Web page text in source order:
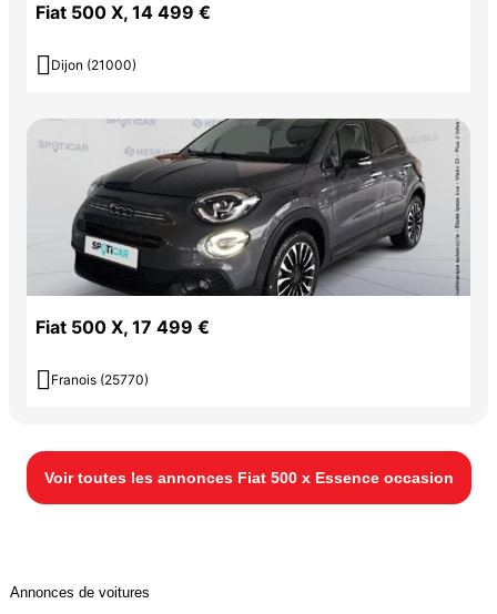
Fiat 500 X, 14 499 €
 Dijon (21000)
Fiat 500 X, 17 499 €
 Franois (25770)
Voir toutes les annonces Fiat 500 x Essence occasion
Annonces de voitures